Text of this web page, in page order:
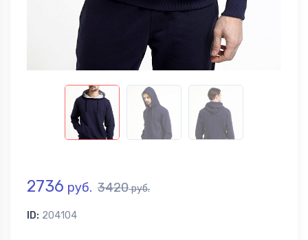
2736 руб. 3420руб.
ID: 204104